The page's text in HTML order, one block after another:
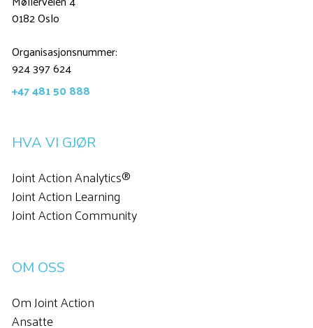
0182 Oslo
Organisasjonsnummer:
924 397 624
+47 481 50 888
HVA VI GJØR
Joint Action Analytics®
Joint Action Learning
Joint Action Community
OM OSS
Om Joint Action
Ansatte